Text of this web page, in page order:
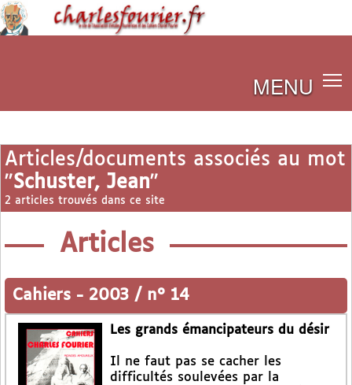
MENU
Articles/documents associés au mot
"Schuster, Jean"
2 articles trouvés dans ce site
Articles
Cahiers - 2003 / n° 14
Les grands émancipateurs du désir
Il ne faut pas se cacher les
difficultés soulevées par la